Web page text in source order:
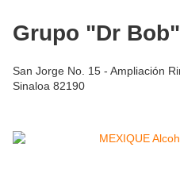
Grupo "Dr Bob"
San Jorge No. 15 - Ampliación
Sinaloa 82190